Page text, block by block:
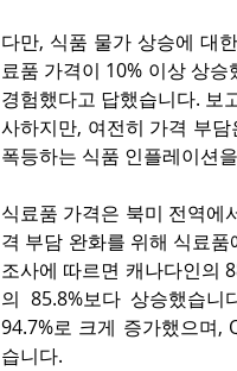
다만, 식품 물가 상승에 대
료품 가격이 10% 이상 상
경험했다고 답했습니다. 보
사하지만, 여전히 가격 부
폭등하는 식품 인플레이션
식료품 가격은 북미 전역에
격 부담 완화를 위해 식료
조사에 따르면 캐나다인의
의 85.8%보다 상승했습
94.7%로 크게 증가했으며
습니다.